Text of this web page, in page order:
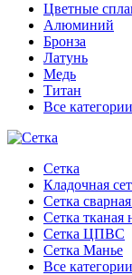
Цветные
Алюминий
Бронза
Латунь
Медь
Титан
Все категории
Сетка
Кладочная
Сетка
Сетка
Сетка ЦПВС
Сетка Манье
Все категории